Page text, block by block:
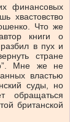
финансовых
хвастовство
Что же
книги о
в пух и
стране
Мне же не
властью
суды, но
обращаться
британской